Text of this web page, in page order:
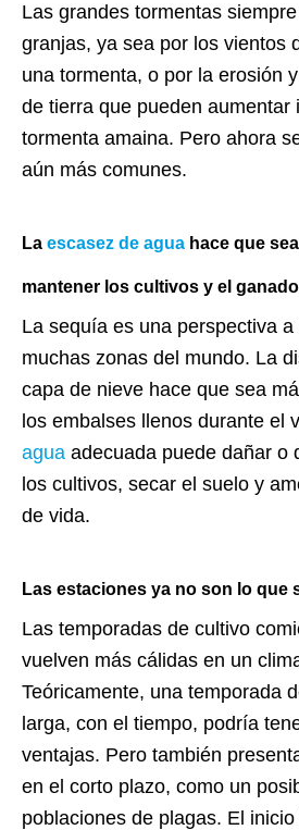
Las grandes tormentas
granjas, ya sea por los vientos
una tormenta, o por la erosión
de tierra que pueden aumentar
tormenta amaina. Pero ahora
aún más comunes.
La escasez de agua hace que
mantener los cultivos y el ganado
La sequía es una perspectiva
muchas zonas del mundo. La
capa de nieve hace que sea
los embalses llenos durante el
agua adecuada puede dañar o
los cultivos, secar el suelo y
de vida.
Las estaciones ya no son lo que
Las temporadas de cultivo
vuelven más cálidas en un
Teóricamente, una temporada
larga, con el tiempo, podría
ventajas. Pero también
en el corto plazo, como un
poblaciones de plagas. El